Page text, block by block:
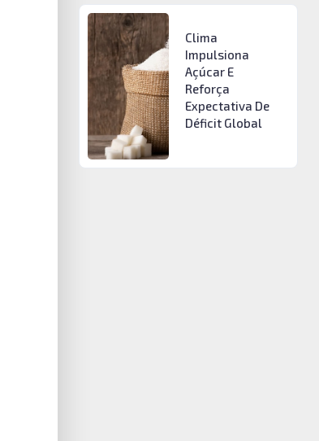
Clima
Impulsiona
Açúcar E
Reforça
Expectativa De
Déficit Global